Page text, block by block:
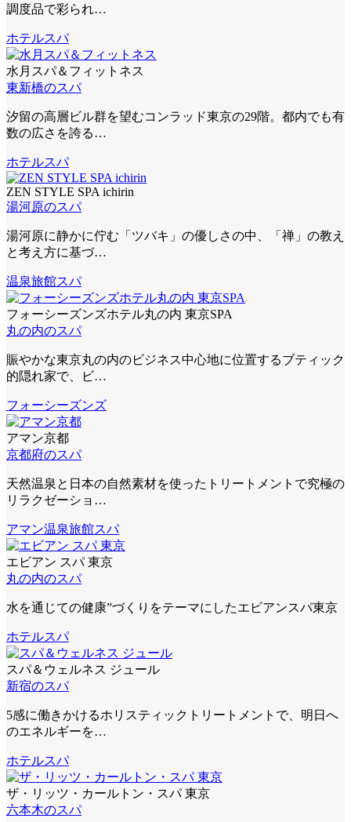
調度品で彩られ…
ホテルスパ
水月スパ＆フィットネス
東新橋のスパ
汐留の高層ビル群を望むコンラッド東京の29階。都内でも有
数の広さを誇る…
ホテルスパ
ZEN STYLE SPA ichirin
湯河原のスパ
湯河原に静かに佇む「ツバキ」の優しさの中、「禅」の教え
と考え方に基づ…
温泉旅館スパ
フォーシーズンズホテル丸の内 東京SPA
丸の内のスパ
賑やかな東京丸の内のビジネス中心地に位置するブティック
的隠れ家で、ビ…
フォーシーズンズ
アマン京都
京都府のスパ
天然温泉と日本の自然素材を使ったトリートメントで究極の
リラクゼーショ…
アマン温泉旅館スパ
エビアン スパ 東京
丸の内のスパ
水を通じての健康”づくりをテーマにしたエビアンスパ東京
ホテルスパ
スパ＆ウェルネス ジュール
新宿のスパ
5感に働きかけるホリスティックトリートメントで、明日へ
のエネルギーを…
ホテルスパ
ザ・リッツ・カールトン・スパ 東京
六本木のスパ